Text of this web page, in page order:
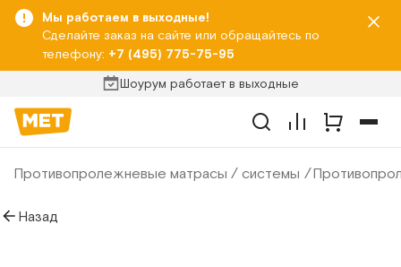
Мы работаем в выходные!
Сделайте заказ на сайте или обращайтесь по
телефону: +7 (495) 775-75-95
Шоурум работает в выходные
Противопролежневые матрасы / системы
Назад